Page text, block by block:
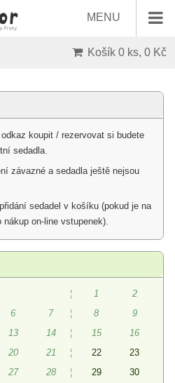
MENU
Košík 0 ks, 0 Kč
koupit / rezervovat si budete
sedadla.
závazné a sedadla ještě nejsou
sedadel v košíku (pokud je na
on-line vstupenek).
¦ 1
2
6 7 ¦ 8
9
13 14 ¦ 15
16
20 21 ¦ 22
23
27 28 ¦ 29
30